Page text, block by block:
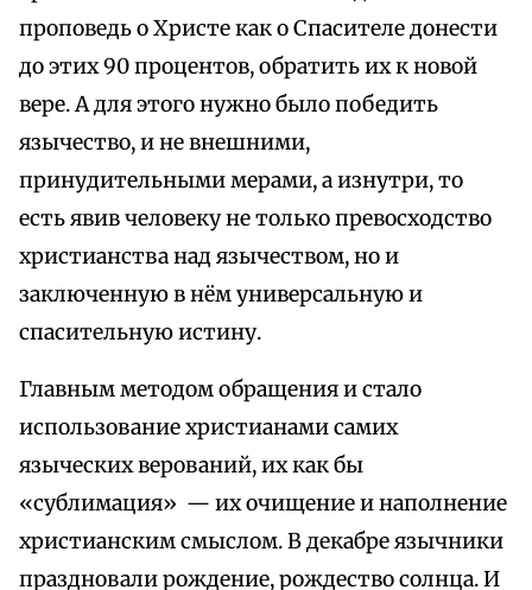
проповедь о Христе как о Спасителе донести
до этих 90 процентов, обратить их к новой
вере. А для этого нужно было победить
язычество, и не внешними,
принудительными мерами, а изнутри, то
есть явив человеку не только превосходство
христианства над язычеством, но и
заключенную в нём универсальную и
спасительную истину.
Главным методом обращения и стало
использование христианами самих
языческих верований, их как бы
«сублимация» — их очищение и наполнение
христианским смыслом. В декабре язычники
праздновали рождение, рождество солнца. И